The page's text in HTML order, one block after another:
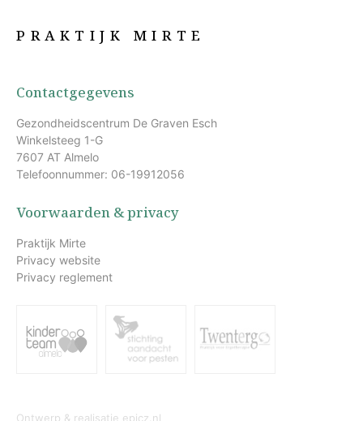
PRAKTIJK MIRTE
Contactgegevens
Gezondheidscentrum De Graven Esch
Winkelsteeg 1-G
7607 AT Almelo
Telefoonnummer: 06-19912056
Voorwaarden & privacy
Praktijk Mirte
Privacy website
Privacy reglement
Ontwerp & realisatie epicz.nl